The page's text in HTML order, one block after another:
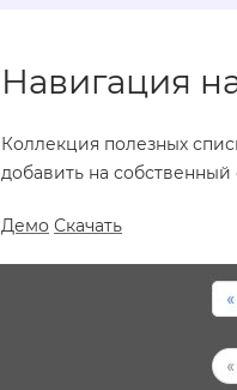
Навигация
Коллекция полезных
добавить на собственный
Демо Скачать